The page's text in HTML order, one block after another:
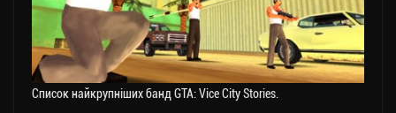
Список найкрупніших банд GTA: Vice City Stories.